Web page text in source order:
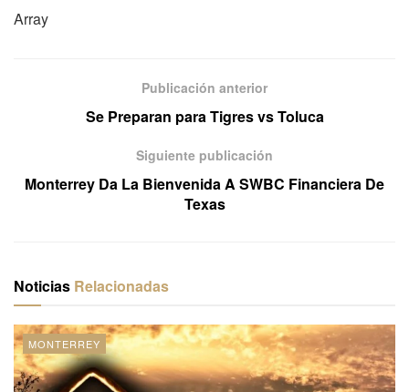
Array
Publicación anterior
Se Preparan para Tigres vs Toluca
Siguiente publicación
Monterrey Da La Bienvenida A SWBC Financiera De
Texas
Noticias Relacionadas
MONTERREY